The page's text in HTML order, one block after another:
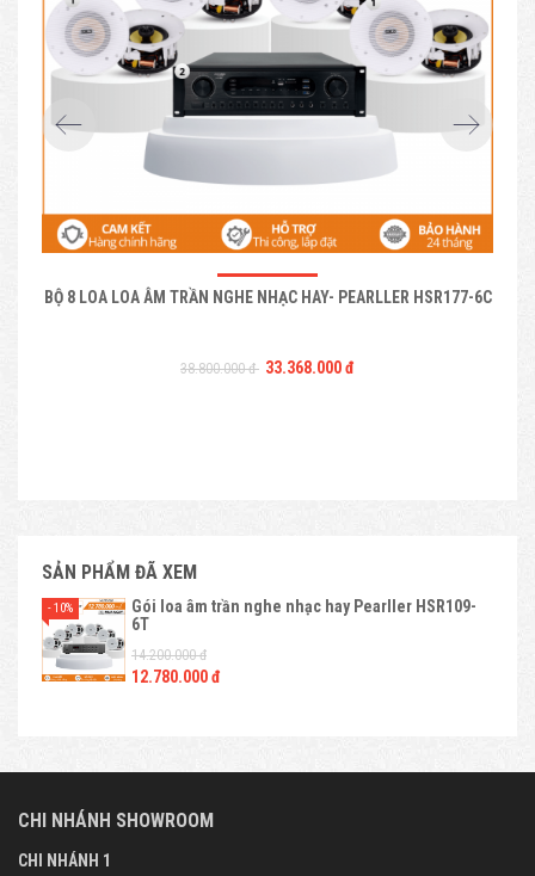
BỘ 8 LOA LOA ÂM TRẦN NGHE NHẠC HAY- PEARLLER HSR177-6C
38.800.000 đ 33.368.000 đ
SẢN PHẨM ĐÃ XEM
Gói loa âm trần nghe nhạc hay Pearller HSR109-
6T
14.200.000 đ
12.780.000 đ
- 10%
CHI NHÁNH SHOWROOM
CHI NHÁNH 1